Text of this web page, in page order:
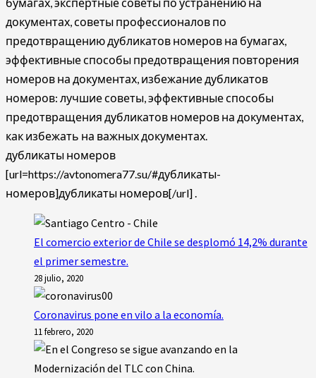
документах, советы профессионалов по
предотвращению дубликатов номеров на бумагах,
эффективные способы предотвращения повторения
номеров на документах, избежание дубликатов
номеров: лучшие советы, эффективные способы
предотвращения дубликатов номеров на документах,
как избежать на важных документах.
дубликаты номеров
[url=https://avtonomera77.su/#дубликаты-
номеров]дубликаты номеров[/url] .
El comercio exterior de Chile se desplomó 14,2% durante
el primer semestre.
28 julio, 2020
Coronavirus pone en vilo a la economía.
11 febrero, 2020